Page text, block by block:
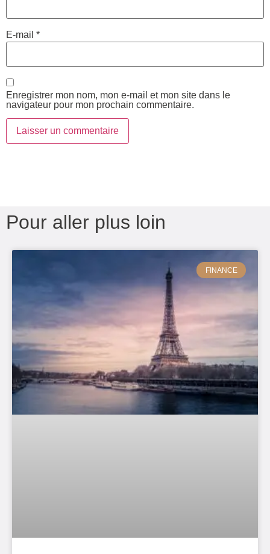
E-mail *
Enregistrer mon nom, mon e-mail et mon site dans le
navigateur pour mon prochain commentaire.
Pour aller plus loin
FINANCE